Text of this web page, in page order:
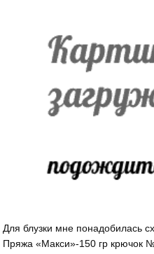
Для блузки мне понадобилась
Пряжа «Макси»-150 гр крючок